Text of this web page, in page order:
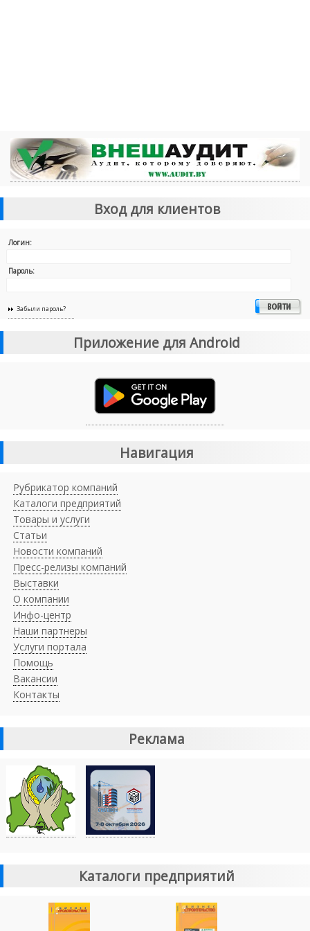
Вход для клиентов
Логин:
Пароль:
Забыли пароль?
Приложение для Android
Навигация
Рубрикатор компаний
Каталоги предприятий
Товары и услуги
Статьи
Новости компаний
Пресс-релизы компаний
Выставки
О компании
Инфо-центр
Наши партнеры
Услуги портала
Помощь
Вакансии
Контакты
Реклама
Каталоги предприятий